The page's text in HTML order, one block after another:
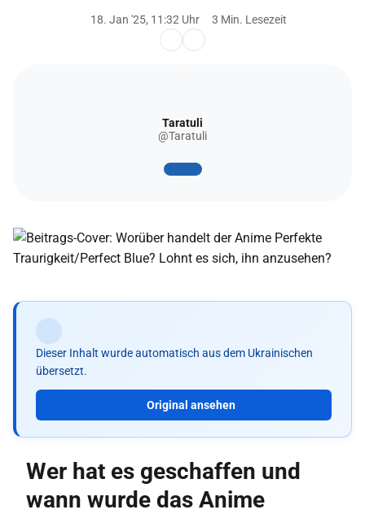
18. Jan '25, 11:32 Uhr 3 Min. Lesezeit
Taratuli
@Taratuli
Dieser Inhalt wurde automatisch aus dem Ukrainischen
übersetzt.
Original ansehen
Wer hat es geschaffen und
wann wurde das Anime